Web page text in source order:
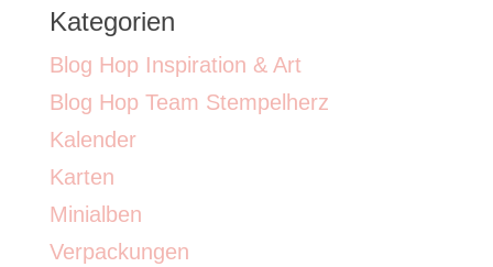
Kategorien
Blog Hop Inspiration & Art
Blog Hop Team Stempelherz
Kalender
Karten
Minialben
Verpackungen